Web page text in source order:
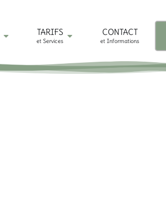
TARIFS
et Services
CONTACT
et Informations